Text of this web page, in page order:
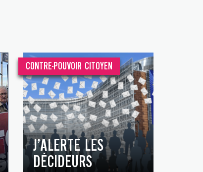
CONTRE-POUVOIR CITOYEN
J’ALERTE LES
DÉCIDEURS